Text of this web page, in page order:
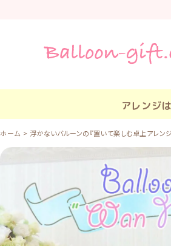
アレンジ
ホーム 浮かないバルーンの『置いて楽しむ卓上アレン